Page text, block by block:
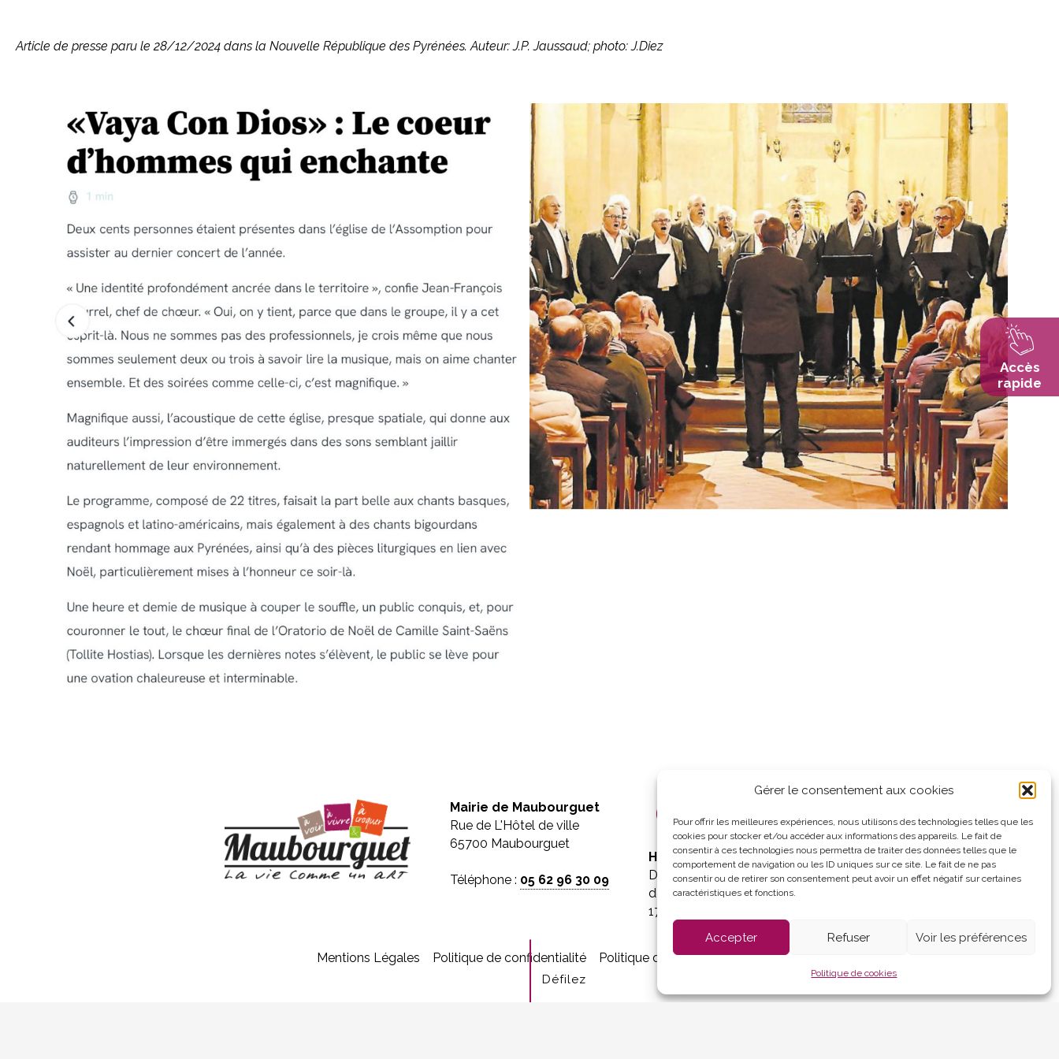
Gérer le consentement aux cookies
Pour offrir les meilleures expériences, nous utilisons des technologies telles que les
cookies pour stocker et/ou accéder aux informations des appareils. Le fait de
consentir à ces technologies nous permettra de traiter des données telles que le
comportement de navigation ou les ID uniques sur ce site. Le fait de ne pas
consentir ou de retirer son consentement peut avoir un effet négatif sur certaines
caractéristiques et fonctions.
Accepter Refuser Voir les préférences
Politique de cookies
Défilez
Accès
rapide
Article de presse paru le 28/12/2024 dans la Nouvelle République des Pyrénées. Auteur: J.P. Jaussaud; photo: J.Diez
Mairie de Maubourguet
Rue de L'Hôtel de ville
65700 Maubourguet
Téléphone : 05 62 96 30 09
Horaires d'ouverture :
Du lundi au vendredi
de 8h30 à 12h et de 13h30 à
17h30
Mentions Légales Politique de confidentialité Politique de cookies (UE)